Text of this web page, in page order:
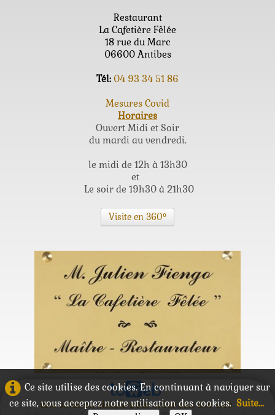
Restaurant
La Cafetière Fêlée
18 rue du Marc
06600 Antibes
Tél: 04 93 34 51 86
Mesures Covid
Horaires
Ouvert Midi et Soir
du mardi au vendredi.
le midi de 12h à 13h30
et
Le soir de 19h30 à 21h30
Visite en 360°
.
une solution simple pour créer son site web
Ce site utilise des cookies. En continuant à naviguer sur
ce site, vous acceptez notre utilisation des cookies. Suite...